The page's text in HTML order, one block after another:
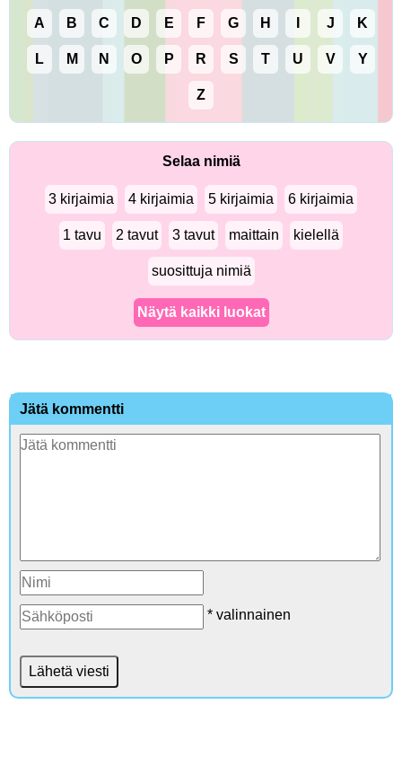
A B C D E F G H J K
L M N O P R S T U V Y
Z
Selaa nimiä
3 kirjaimia 4 kirjaimia 5 kirjaimia 6 kirjaimia
1 tavu 2 tavut 3 tavut maittain kielellä
suosittuja nimiä
Näytä kaikki luokat
Jätä kommentti
* valinnainen